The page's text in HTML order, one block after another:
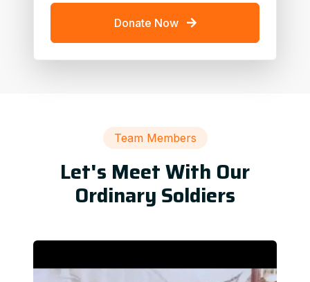
Donate Now
Team Members
Let's Meet With Our
Ordinary Soldiers